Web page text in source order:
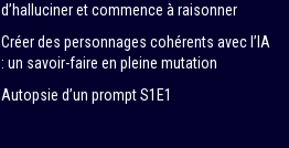
d’halluciner et commence à raisonner
Créer des personnages cohérents avec l’IA
: un savoir-faire en pleine mutation
Autopsie d’un prompt S1E1